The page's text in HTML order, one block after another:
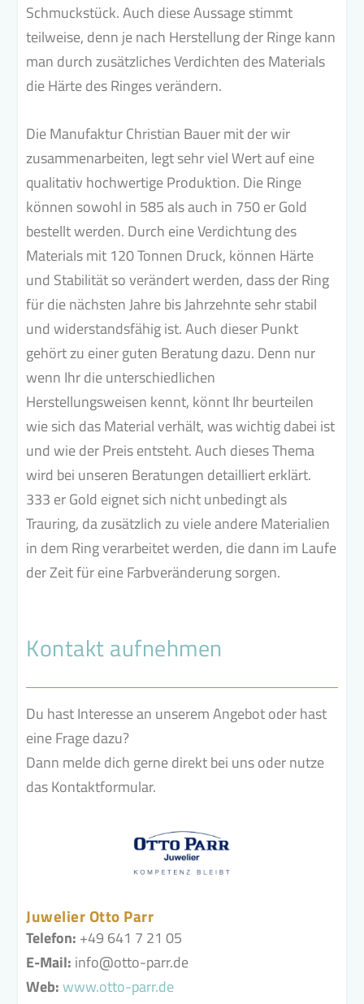
Schmuckstück.Auch diese Aussage stimmt
teilweise, denn je nach Herstellung der Ringe kann
man durch zusätzliches Verdichten des Materials
die Härte des Ringes verändern.
Die Manufaktur Christian Bauer mit der wir
zusammenarbeiten, legt sehr viel Wert auf eine
qualitativ hochwertige Produktion. Die Ringe
können sowohl in 585 als auch in 750 er Gold
bestellt werden. Durch eine Verdichtung des
Materials mit 120 Tonnen Druck, können Härte
und Stabilität so verändert werden, dass der Ring
für die nächsten Jahre bis Jahrzehnte sehr stabil
und widerstandsfähig ist. Auch dieser Punkt
gehört zu einer guten Beratung dazu. Denn nur
wenn Ihr die unterschiedlichen
Herstellungsweisen kennt, könnt Ihr beurteilen
wie sich das Material verhält, was wichtig dabei ist
und wie der Preis entsteht. Auch dieses Thema
wird bei unseren Beratungen detailliert erklärt.
333 er Gold eignet sich nicht unbedingt als
Trauring, da zusätzlich zu viele andere Materialien
in dem Ring verarbeitet werden, die dann im Laufe
der Zeit für eine Farbveränderung sorgen.
Kontakt aufnehmen
Du hast Interesse an unserem Angebot oder hast
eine Frage dazu?
Dann melde dich gerne direkt bei uns oder nutze
das Kontaktformular.
Juwelier Otto Parr
Telefon: +49 641 7 21 05
E-Mail: info@otto-parr.de
Web: www.otto-parr.de